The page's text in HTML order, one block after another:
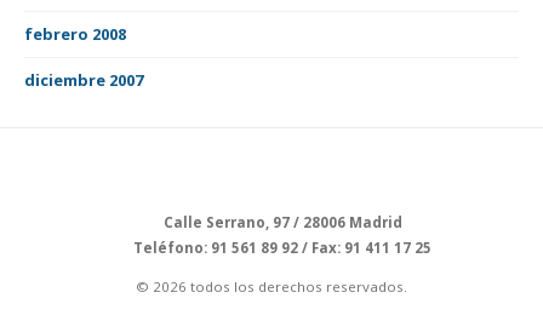
febrero 2008
diciembre 2007
Calle Serrano, 97 / 28006 Madrid
Teléfono: 91 561 89 92 / Fax: 91 411 17 25
© 2026 todos los derechos reservados.